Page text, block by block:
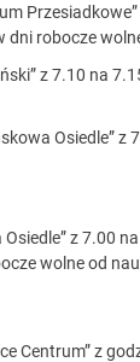
dni robocze
z 7.10 na
Osiedle” z
z 7.00
wolne od
Centrum” z